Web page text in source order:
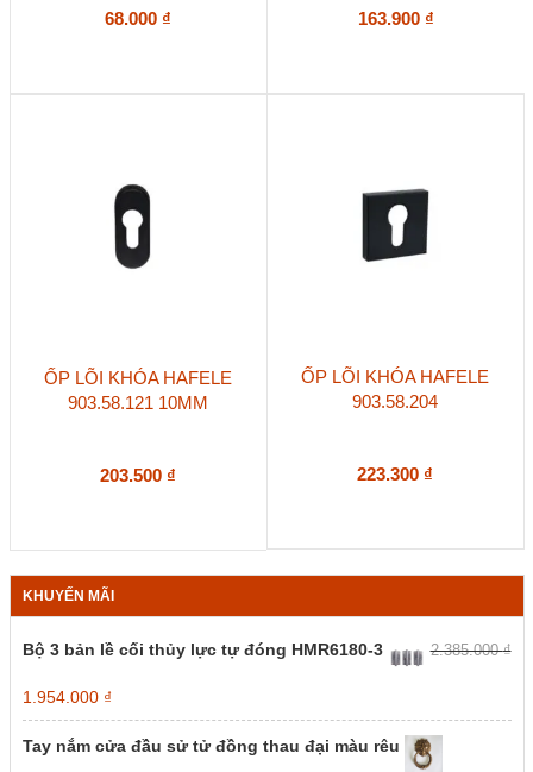
68.000 ₫ 163.900 ₫
ỐP LÕI KHÓA HAFELE
903.58.121 10MM
203.500 ₫
ỐP LÕI KHÓA HAFELE
903.58.204
223.300 ₫
KHUYẾN MÃI
Bộ 3 bản lề cối thủy lực tự đóng HMR6180-3 2.385.000₫
Giá
gốc
là:
2.385.000 ₫.
1.954.000 ₫Giá
hiện
tại
Tay nắm cửa đầu sử tử đồng thau đại màu rêu